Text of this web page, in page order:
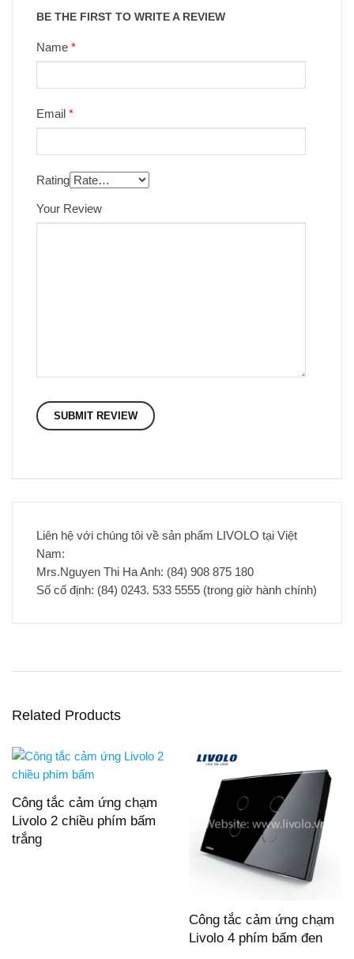
BE THE FIRST TO WRITE A REVIEW
Name *
Email *
Rating
Your Review
Liên hệ với chúng tôi về sản phẩm LIVOLO tại Việt
Nam:
Mrs.Nguyen Thi Ha Anh: (84) 908 875 180
Số cố định: (84) 0243. 533 5555 (trong giờ hành chính)
Related Products
Công tắc cảm ứng chạm
Livolo 2 chiều phím bấm
trắng
Công tắc cảm ứng chạm
Livolo 4 phím bấm đen